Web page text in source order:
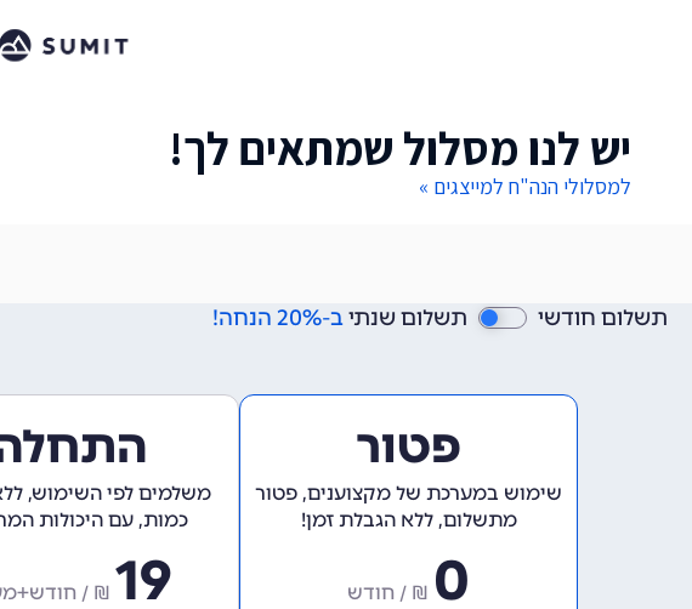
יש לנו מסלול שמתאים לך!
למסלולי הנה"ח למייצגים »